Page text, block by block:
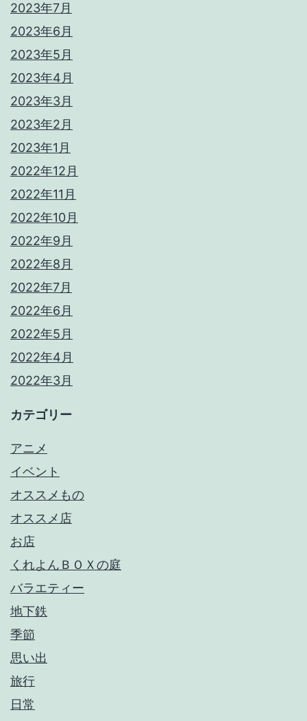
2023年7月
2023年6月
2023年5月
2023年4月
2023年3月
2023年2月
2023年1月
2022年12月
2022年11月
2022年10月
2022年9月
2022年8月
2022年7月
2022年6月
2022年5月
2022年4月
2022年3月
カテゴリー
アニメ
イベント
オススメもの
オススメ店
お店
くれよんＢＯＸの庭
バラエティー
地下鉄
季節
思い出
旅行
日常